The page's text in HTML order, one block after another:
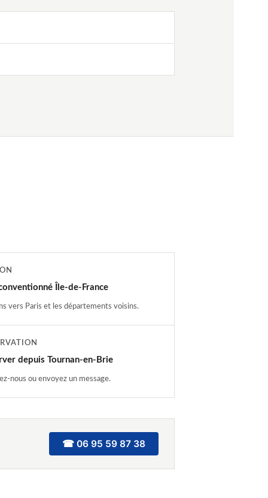
Île-de-France
vers Paris et les départements voisins.
depuis Tournan-en-Brie
nous ou envoyez un message.
☎ 06 95 59 87 38